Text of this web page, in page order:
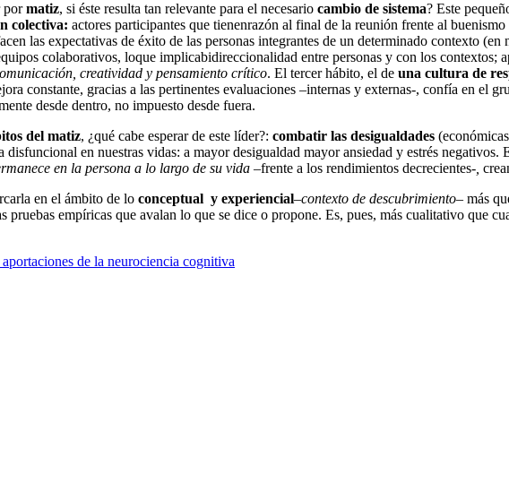
matiz, si éste resulta tan relevante para el necesario cambio de sistema? Este
colectiva: actores participantes que tienenrazón al final de la reunión frente al
las expectativas de éxito de las personas integrantes de un determinado contexto
colaborativos, loque implicabidireccionalidad entre personas y con los contextos;
creatividad y pensamiento crítico. El tercer hábito, el de una cultura de
constante, gracias a las pertinentes evaluaciones –internas y externas-, confía en el
desde dentro, no impuesto desde fuera.
del matiz, ¿qué cabe esperar de este líder?: combatir las desigualdades
disfuncional en nuestras vidas: a mayor desigualdad mayor ansiedad y estrés
en la persona a lo largo de su vida –frente a los rendimientos decrecientes-,
en el ámbito de lo conceptual y experiencial–contexto de descubrimiento– más
pruebas empíricas que avalan lo que se dice o propone. Es, pues, más cualitativo que
de la neurociencia cognitiva